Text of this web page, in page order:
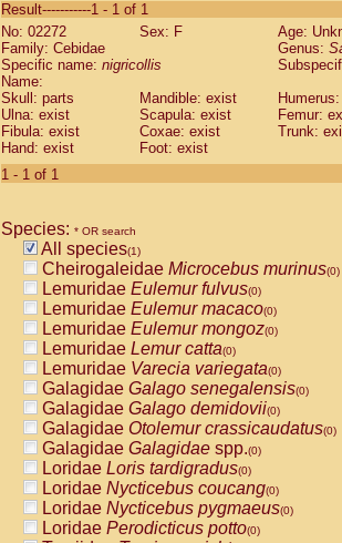
CebidaeSaguinus labiatus(0)
Cebidae Saguinus leucopus (0)
Cebidae
CebidaeSaguinus mystax
Cebidae Saguinus nigricollis (1)
Cebidae Saguinus oedipus
Cebidae Saguinus weddelli
Cebidae Saguinusspp.
Cebidae
CebidaeCebus capucinus
CebidaeCebus nigrivittatus
CebidaeCebus spp.(0)
CebidaeSaimiri boliviensis(0)
CebidaeSaimiri sciureus(0)
AtelidaeAlouatta caraya(0)
AtelidaeAlouatta fusca(0)
AtelidaeAlouatta seniculus(0)
AtelidaeAlouattaspp.(0)
AtelidaeAteles belzebuth(0)
AtelidaeAteles geoffroyi(0)
AtelidaeAteles paniscus(0)
AtelidaeAtelesspp.(0)
AtelidaeLagothrix lagothricha(0)
AtelidaeLagothrix lagothricha cana
PitheciidaeCacajao calvus
Result-----------1 - 1 of 1
No: 02272
Sex: F
Age:
Family: Cebidae
Genus:
Specific name: nigricollis
Name:
Skull: parts
Mandible: exist
Ulna: exist
Scapula: exist
Femur:
Fibula: exist
Coxae: exist
Trunk:
Hand: exist
Foot: exist
1 - 1 of 1
Species: * OR search
All species(1)
Cheirogaleidae Microcebus murinus(0)
Lemuridae Eulemur fulvus(0)
Lemuridae Eulemur macaco(0)
Lemuridae Eulemur mongoz(0)
Lemuridae Lemur catta(0)
Lemuridae Varecia variegata(0)
Galagidae Galago senegalensis(0)
Galagidae Galago demidovii(0)
Galagidae Otolemur crassicaudatus(0)
Galagidae Galagidae spp.(0)
Loridae Loris tardigradus(0)
Loridae Nycticebus coucang(0)
Loridae Nycticebus pygmaeus(0)
Loridae Perodicticus potto(0)